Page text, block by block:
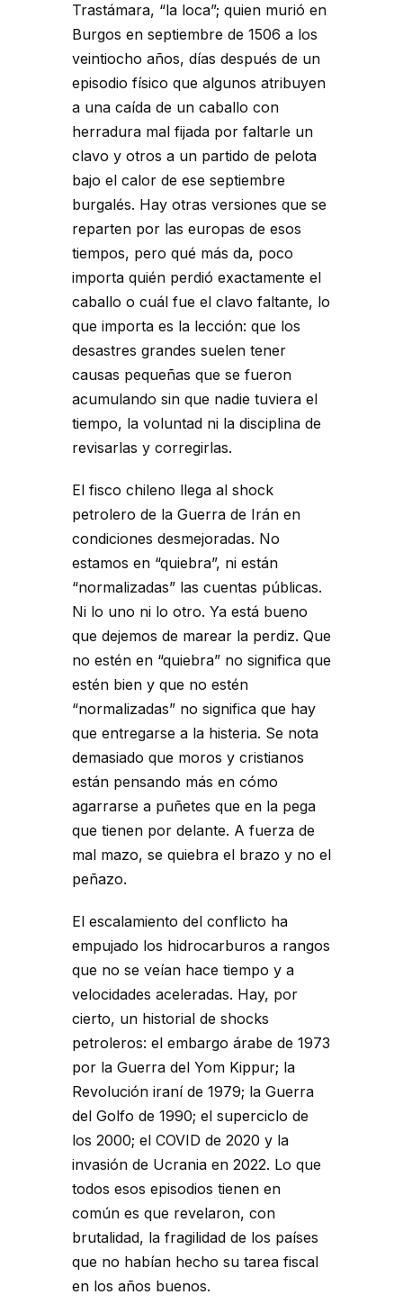
Trastámara, “la loca”; quien murió en
Burgos en septiembre de 1506 a los
veintiocho años, días después de un
episodio físico que algunos atribuyen
a una caída de un caballo con
herradura mal fijada por faltarle un
clavo y otros a un partido de pelota
bajo el calor de ese septiembre
burgalés. Hay otras versiones que se
reparten por las europas de esos
tiempos, pero qué más da, poco
importa quién perdió exactamente el
caballo o cuál fue el clavo faltante, lo
que importa es la lección: que los
desastres grandes suelen tener
causas pequeñas que se fueron
acumulando sin que nadie tuviera el
tiempo, la voluntad ni la disciplina de
revisarlas y corregirlas.
El fisco chileno llega al shock
petrolero de la Guerra de Irán en
condiciones desmejoradas. No
estamos en “quiebra”, ni están
“normalizadas” las cuentas públicas.
Ni lo uno ni lo otro. Ya está bueno
que dejemos de marear la perdiz. Que
no estén en “quiebra” no significa que
estén bien y que no estén
“normalizadas” no significa que hay
que entregarse a la histeria. Se nota
demasiado que moros y cristianos
están pensando más en cómo
agarrarse a puñetes que en la pega
que tienen por delante. A fuerza de
mal mazo, se quiebra el brazo y no el
peñazo.
El escalamiento del conflicto ha
empujado los hidrocarburos a rangos
que no se veían hace tiempo y a
velocidades aceleradas. Hay, por
cierto, un historial de shocks
petroleros: el embargo árabe de 1973
por la Guerra del Yom Kippur; la
Revolución iraní de 1979; la Guerra
del Golfo de 1990; el superciclo de
los 2000; el COVID de 2020 y la
invasión de Ucrania en 2022. Lo que
todos esos episodios tienen en
común es que revelaron, con
brutalidad, la fragilidad de los países
que no habían hecho su tarea fiscal
en los años buenos.